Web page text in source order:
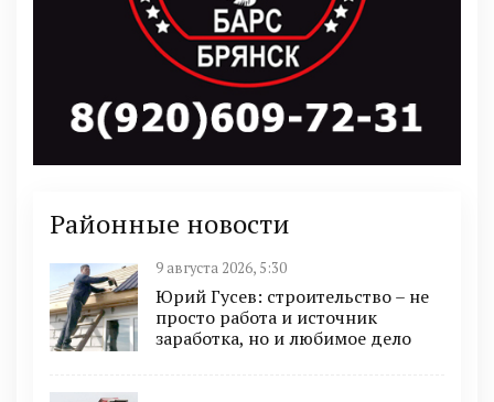
Районные новости
9 августа 2026, 5:30
Юрий Гусев: строительство – не
просто работа и источник
заработка, но и любимое дело